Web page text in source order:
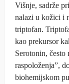
Višnje, sadrže
nalazi u kožici i
triptofan.
kao prekursor
Serotonin, često
raspoloženja”,
biohemijskom